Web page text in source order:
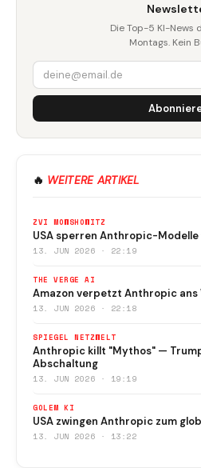
Die Top-5 KI-News
Montags. Kein
🔥 WEITERE ARTIKEL
ZVI MOWSHOWITZ
USA sperren Anthropic-
13. JUN 2026 · 22:19
THE VERGE AI
Amazon verpetzt Anthropic ans
13. JUN 2026 · 22:18
SPIEGEL NETZWELT
Anthropic killt "Mythos" —
Abschaltung
13. JUN 2026 · 19:19
GOLEM KI
USA zwingen Anthropic zum
13. JUN 2026 · 13:22